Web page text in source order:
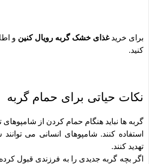
برای خریدغذای خشک گربه رویال کنین و
کنید.
نکات حیاتی برای حمام گربه
گربه ها نباید هنگام حمام کردن از شامپوهای
استفاده کنند. شامپوهای انسانی می
تهدید کنند.
اگر بچه گربه جدیدی را به فرزندی قبول کرده